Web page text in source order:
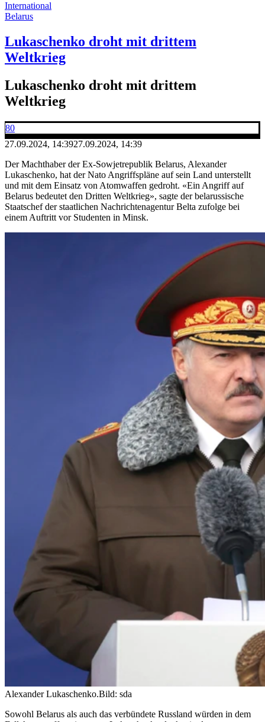
International
Belarus
Lukaschenko droht mit drittem
Weltkrieg
Lukaschenko droht mit drittem
Weltkrieg
80
27.09.2024, 14:3927.09.2024, 14:39
Der Machthaber der Ex-Sowjetrepublik Belarus, Alexander
Lukaschenko, hat der Nato Angriffspläne auf sein Land unterstellt
und mit dem Einsatz von Atomwaffen gedroht. «Ein Angriff auf
Belarus bedeutet den Dritten Weltkrieg», sagte der belarussische
Staatschef der staatlichen Nachrichtenagentur Belta zufolge bei
einem Auftritt vor Studenten in Minsk.
Alexander Lukaschenko.Bild: sda
Sowohl Belarus als auch das verbündete Russland würden in dem